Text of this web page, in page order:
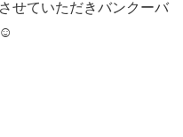
せていただきバンクーバ